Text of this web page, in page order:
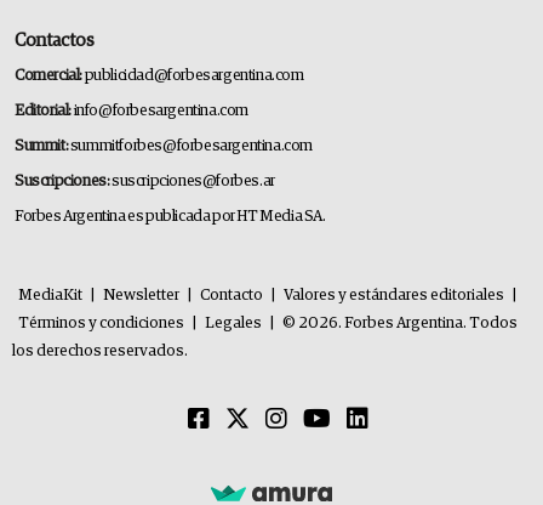
Contactos
Comercial:publicidad@forbesargentina.com
Editorial:info@forbesargentina.com
Summit:summitforbes@forbesargentina.com
Suscripciones:suscripciones@forbes.ar
Forbes Argentina es publicada por HT Media SA.
MediaKit Newsletter Contacto Valores y estándares editoriales
Términos y condiciones
Legales
© 2026. Forbes Argentina. Todos
los derechos reservados.